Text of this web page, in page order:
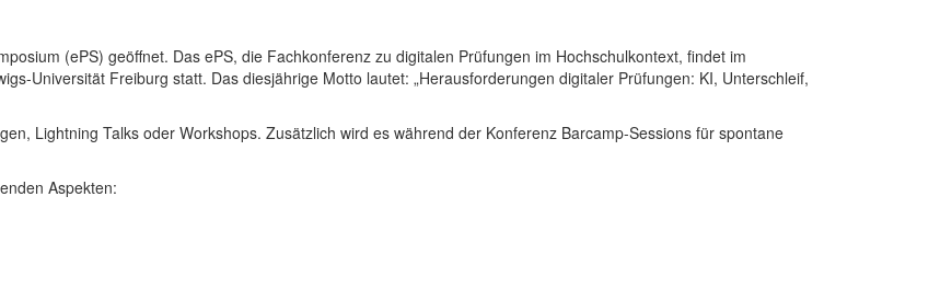
(ePS) geöffnet. Das ePS, die Fachkonferenz zu digitalen Prüfungen im Hochschulkontext, findet im
Universität Freiburg statt. Das diesjährige Motto lautet: „Herausforderungen digitaler Prüfungen: KI, Unterschleif,
Lightning Talks oder Workshops. Zusätzlich wird es während der Konferenz Barcamp-Sessions für spontane
Aspekten: